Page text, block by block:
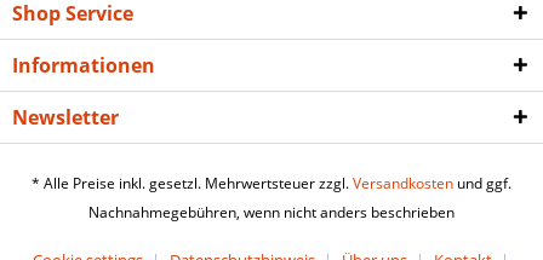
Shop Service
Informationen
Newsletter
* Alle Preise inkl. gesetzl. Mehrwertsteuer zzgl.Versandkosten und ggf.
Nachnahmegebühren, wenn nicht anders beschrieben